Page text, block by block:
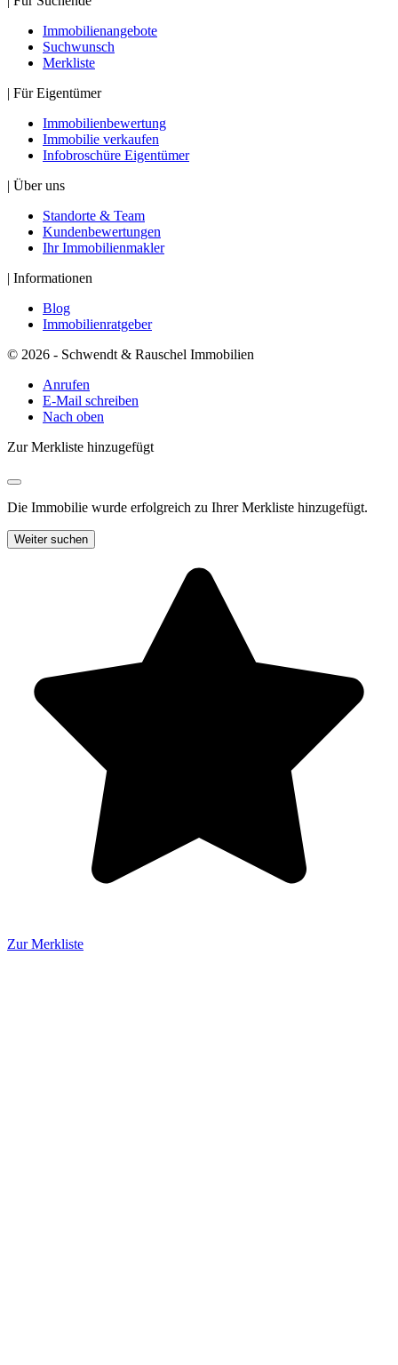
Immobilienangebote
Suchwunsch
Merkliste
| Für Eigentümer
Immobilienbewertung
Immobilie verkaufen
Infobroschüre Eigentümer
| Über uns
Standorte & Team
Kundenbewertungen
Ihr Immobilienmakler
| Informationen
Blog
Immobilienratgeber
© 2026 - Schwendt & Rauschel Immobilien
Anrufen
E-Mail schreiben
Nach oben
Zur Merkliste hinzugefügt
Die Immobilie wurde erfolgreich zu Ihrer Merkliste hinzugefügt.
Weiter suchen
Zur Merkliste